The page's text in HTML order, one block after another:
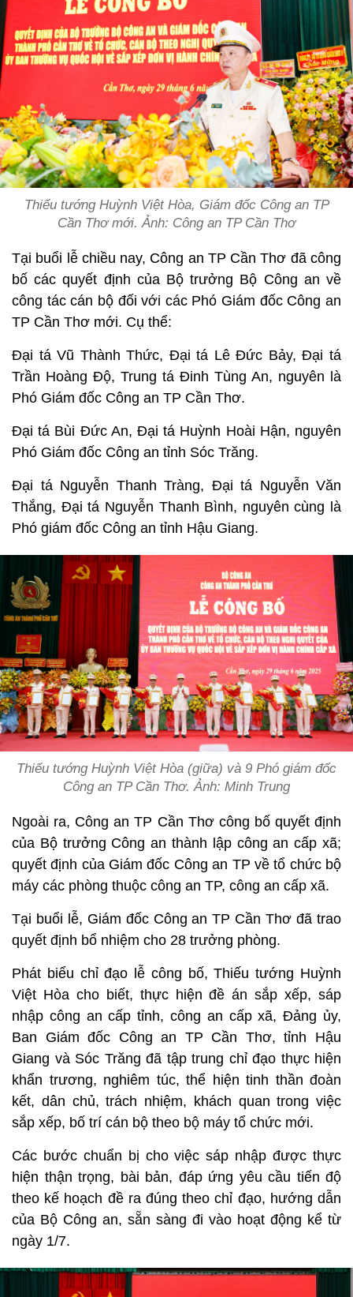
Thiếu tướng Huỳnh Việt Hòa, Giám đốc Công an TP
Cần Thơ mới. Ảnh: Công an TP Cần Thơ
Tại buổi lễ chiều nay, Công an TP Cần Thơ đã công
bố các quyết định của Bộ trưởng Bộ Công an về
công tác cán bộ đối với các Phó Giám đốc Công an
TP Cần Thơ mới. Cụ thể:
Đại tá Vũ Thành Thức, Đại tá Lê Đức Bảy, Đại tá
Trần Hoàng Độ, Trung tá Đinh Tùng An, nguyên là
Phó Giám đốc Công an TP Cần Thơ.
Đại tá Bùi Đức An, Đại tá Huỳnh Hoài Hận, nguyên
Phó Giám đốc Công an tỉnh Sóc Trăng.
Đại tá Nguyễn Thanh Tràng, Đại tá Nguyễn Văn
Thắng, Đại tá Nguyễn Thanh Bình, nguyên cùng là
Phó giám đốc Công an tỉnh Hậu Giang.
Thiếu tướng Huỳnh Việt Hòa (giữa) và 9 Phó giám đốc
Công an TP Cần Thơ. Ảnh: Minh Trung
Ngoài ra, Công an TP Cần Thơ công bố quyết định
của Bộ trưởng Công an thành lập công an cấp xã;
quyết định của Giám đốc Công an TP về tổ chức bộ
máy các phòng thuộc công an TP, công an cấp xã.
Tại buổi lễ, Giám đốc Công an TP Cần Thơ đã trao
quyết định bổ nhiệm cho 28 trưởng phòng.
Phát biểu chỉ đạo lễ công bố, Thiếu tướng Huỳnh
Việt Hòa cho biết, thực hiện đề án sắp xếp, sáp
nhập công an cấp tỉnh, công an cấp xã, Đảng ủy,
Ban Giám đốc Công an TP Cần Thơ, tỉnh Hậu
Giang và Sóc Trăng đã tập trung chỉ đạo thực hiện
khẩn trương, nghiêm túc, thể hiện tinh thần đoàn
kết, dân chủ, trách nhiệm, khách quan trong việc
sắp xếp, bố trí cán bộ theo bộ máy tổ chức mới.
Các bước chuẩn bị cho việc sáp nhập được thực
hiện thận trọng, bài bản, đáp ứng yêu cầu tiến độ
theo kế hoạch đề ra đúng theo chỉ đạo, hướng dẫn
của Bộ Công an, sẵn sàng đi vào hoạt động kể từ
ngày 1/7.